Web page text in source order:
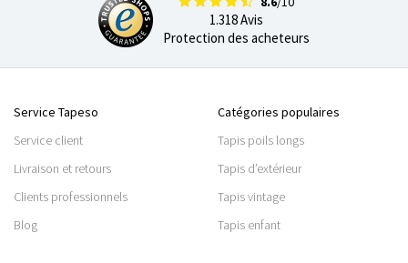
1.318 Avis
Protection des acheteurs
Service Tapeso
Service client
Livraison et retours
Clients professionnels
Blog
Catégories populaires
Tapis poils longs
Tapis d’extérieur
Tapis vintage
Tapis enfant